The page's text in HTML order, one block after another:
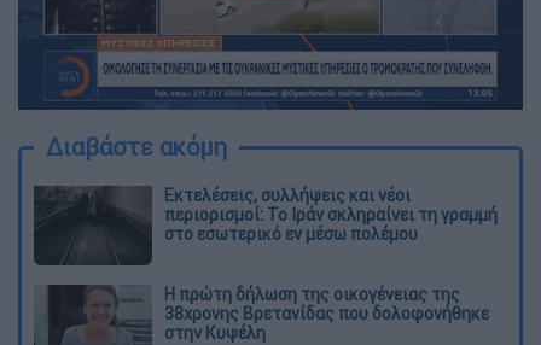
Διαβάστε ακόμη
Εκτελέσεις, συλλήψεις και νέοι
περιορισμοί: Το Ιράν σκληραίνει τη γραμμή
στο εσωτερικό εν μέσω πολέμου
Η πρώτη δήλωση της οικογένειας της
38χρονης Βρετανίδας που δολοφονήθηκε
στην Κυψέλη